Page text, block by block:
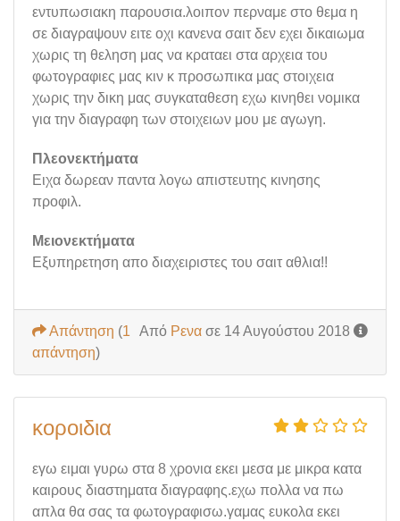
εντυπωσιακη παρουσια.λοιπον περναμε στο θεμα η
σε διαγραψουν ειτε οχι κανενα σαιτ δεν εχει δικαιωμα
χωρις τη θεληση μας να κραταει στα αρχεια του
φωτογραφιες μας κιν κ προσωπικα μας στοιχεια
χωρις την δικη μας συγκαταθεση εχω κινηθει νομικα
για την διαγραφη των στοιχειων μου με αγωγη.
Πλεονεκτήματα
Ειχα δωρεαν παντα λογω απιστευτης κινησης
προφιλ.
Μειονεκτήματα
Εξυπηρετηση απο διαχειριστες του σαιτ αθλια!!
Από Ρενα σε 14 Αυγούστου 2018
Απάντηση (1
απάντηση)
κοροιδια
εγω ειμαι γυρω στα 8 χρονια εκει μεσα με μικρα κατα
καιρους διαστηματα διαγραφης.εχω πολλα να πω
απλα θα σας τα φωτογραφισω.γαμας ευκολα εκει